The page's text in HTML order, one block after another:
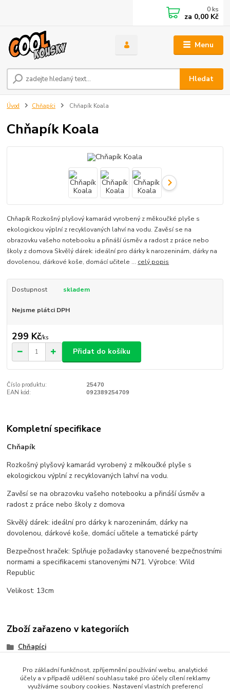
Menu
Hledat
0 ks
za 0,00 Kč
Úvod Chňapíci Chňapík Koala
Chňapík Koala
Chňapík Rozkošný plyšový kamarád vyrobený z měkoučké plyše s
ekologickou výplní z recyklovaných lahví na vodu. Zavěsí se na
obrazovku vašeho notebooku a přináší úsměv a radost z práce nebo
školy z domova Skvělý dárek: ideální pro dárky k narozeninám, dárky na
dovolenou, dárkové koše, domácí učitele ... celý popis
Dostupnost skladem
Nejsme plátci DPH
299 Kč/ks
Přidat do košíku
Číslo produktu:
25470
EAN kód:
092389254709
Kompletní specifikace
Chňapík
Rozkošný plyšový kamarád vyrobený z měkoučké plyše s
ekologickou výplní z recyklovaných lahví na vodu.
Zavěsí se na obrazovku vašeho notebooku a přináší úsměv a
radost z práce nebo školy z domova
Skvělý dárek: ideální pro dárky k narozeninám, dárky na
dovolenou, dárkové koše, domácí učitele a tematické párty
Bezpečnost hraček: Splňuje požadavky stanovené bezpečnostními
normami a specifikacemi stanovenými N71. Výrobce: Wild
Republic
Velikost: 13cm
Zboží zařazeno v kategoriích
Chňapíci
Pro základní funkčnost, zpříjemnění používání webu, analytické
účely a v případě udělení souhlasu také pro účely cílení reklamy
využíváme soubory cookies. Nastavení vlastních preferencí